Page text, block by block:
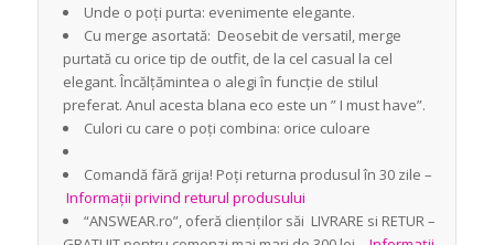
Unde o poți purta: evenimente elegante.
Cu merge asortată: Deosebit de versatil, merge
purtată cu orice tip de outfit, de la cel casual la cel
elegant. Încălțămintea o alegi în funcție de stilul
preferat. Anul acesta blana eco este un ” I must have”.
Culori cu care o poți combina: orice culoare
Comandă fără grija! Poți returna produsul în 30 zile –
Informații privind returul produsului
“ANSWEAR.ro”, oferă clienților săi LIVRARE si RETUR –